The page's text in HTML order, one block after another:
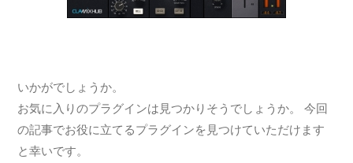
いかがでしょうか。
お気に入りのプラグインは見つかりそうでしょうか。 今回
の記事でお役に立てるプラグインを見つけていただけます
と幸いです。